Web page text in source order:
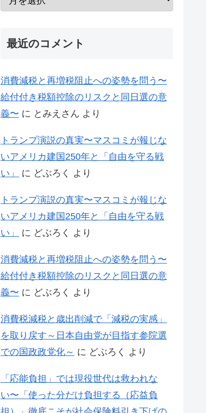
最近のコメント
消費減税と再増税阻止への姿勢を問う〜
給付付き税額控除のリスクと同日選の意
義〜 に とみえさん より
トランプ演説の真実〜マスコミが報じな
いアメリカ建国250年と「自由を守る戦
い」
に どぶろく より
トランプ演説の真実〜マスコミが報じな
いアメリカ建国250年と「自由を守る戦
い」
に どぶろく より
消費減税と再増税阻止への姿勢を問う〜
給付付き税額控除のリスクと同日選の意
義〜 に どぶろく より
消費税減税と歳出削減で「減税の実感」
を取り戻す～日本自由党が目指す参院選
での国政政党化～ に どぶろく より
「応能負担」では現役世代は救われな
い〜「使った分だけ負担する（応益負